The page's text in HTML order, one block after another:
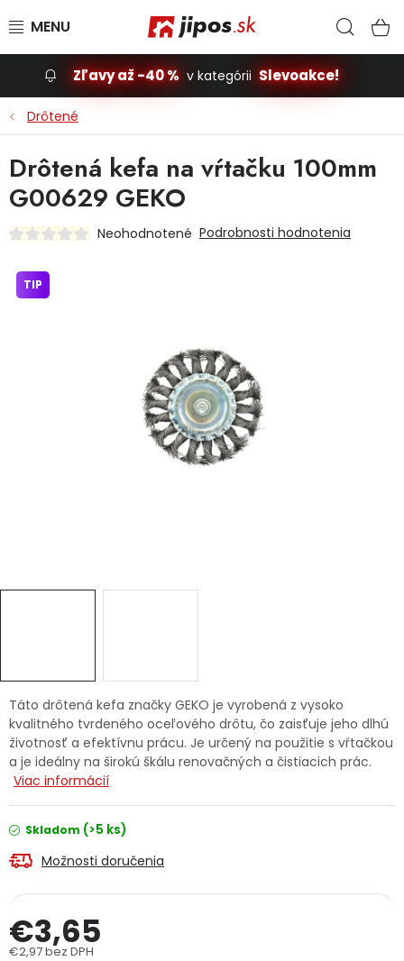
Slevoakce
Stavba, dom
Dielňa
Príslušenstvo pre automobily
Ochranné pracovné pomôcky
Servis náradia Hodnotenie obchodu
Doprava a platba Váš zákaznícky účet
Kontakty
Obchodné podmienky
Zľavy až -40 % v kategórii Slevoakce!
Drôtené
Táto drôtená kefa značky GEKO je vyrobená z vysoko
kvalitného tvrdeného oceľového drôtu, čo zaisťuje jeho dlhú
životnosť a efektívnu prácu. Je určený na použitie s vŕtačkou
a je ideálny na širokú škálu renovačných a čistiacich prác.
Viac informácií
Skladom (>5 ks)
Možnosti doručenia
€3,65
€2,97 bez DPH
Drôtená kefa na vŕtačku 100mm
G00629 GEKO
Neohodnotené Podrobnosti hodnotenia
TIP